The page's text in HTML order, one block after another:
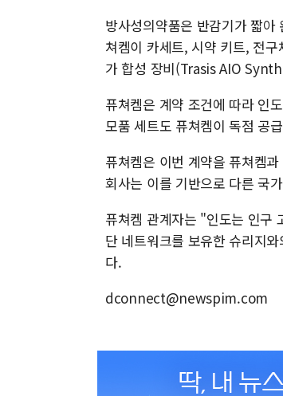
방사성의약품은 반감기가 짧
쳐켐이 카세트, 시약 키트, 전
가 합성 장비(Trasis AIO
퓨쳐켐은 계약 조건에 따라 인
모품 세트도 퓨쳐켐이 독점 공
퓨쳐켐은 이번 계약을 퓨쳐켐
회사는 이를 기반으로 다른 국
퓨쳐켐 관계자는 "인도는 인구
단 네트워크를 보유한 슈리지
다.
dconnect@newspim.com